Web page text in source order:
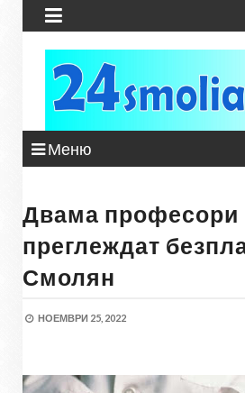

Меню
Двама професори
преглеждат
Смолян
НОЕМВРИ 25, 2022